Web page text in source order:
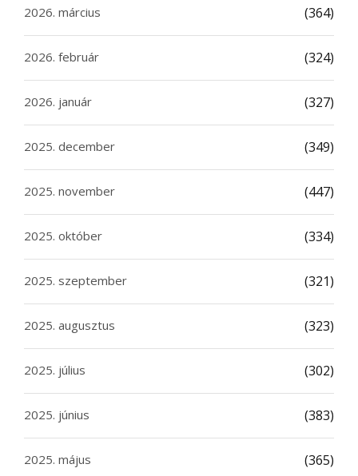
2026. március (364)
2026. február (324)
2026. január (327)
2025. december (349)
2025. november (447)
2025. október (334)
2025. szeptember (321)
2025. augusztus (323)
2025. július (302)
2025. június (383)
2025. május (365)